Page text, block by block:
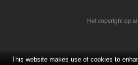
Het copyright op
This website makes use of cookies to